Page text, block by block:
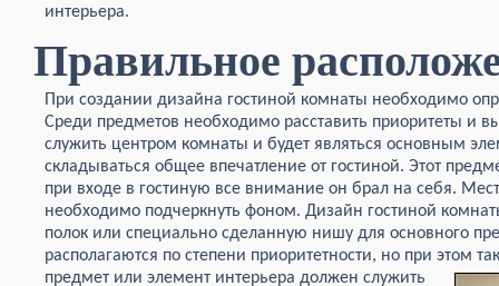
интерьера.
Правильное
При создании дизайна гостиной комнаты необходимо
Среди предметов необходимо расставить приоритеты и
служить центром комнаты и будет являться основным
складываться общее впечатление от гостиной. Этот
при входе в гостиную все внимание он брал на себя.
необходимо подчеркнуть фоном. Дизайн гостиной
полок или специально сделанную нишу для основного
располагаются по степени приоритетности, но при этом
предмет или элемент интерьера должен служить